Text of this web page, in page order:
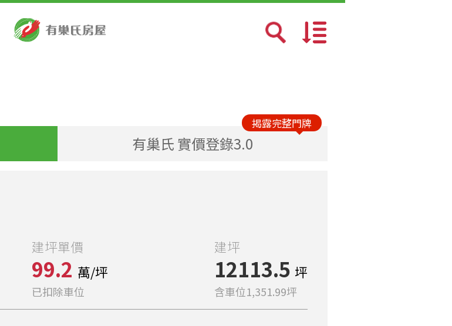
有巢氏 實價登錄3.0
揭露完整門牌
建坪單價
99.2 萬/坪
已扣除車位
建坪
12113.5 坪
含車位1,351.99坪